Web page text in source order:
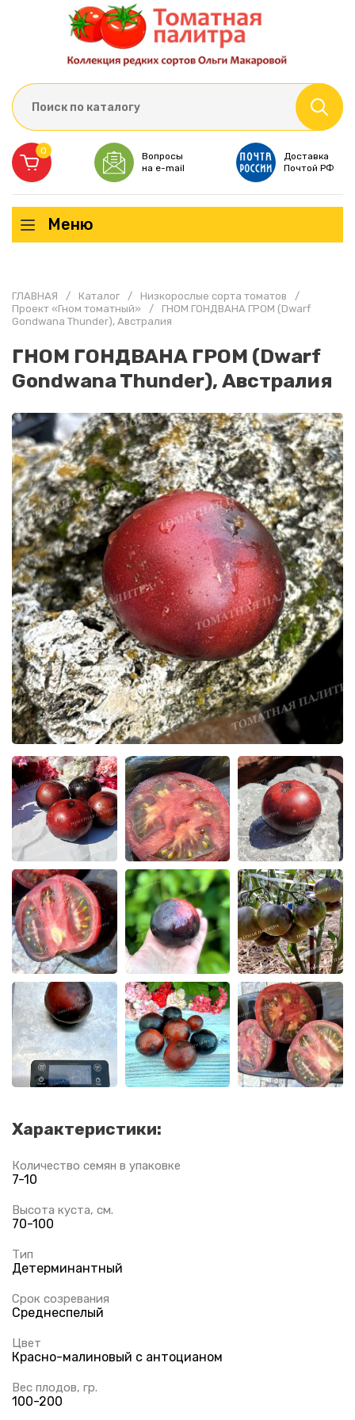
Вопросы
на e-mail
Доставка
Почтой РФ
0
Меню
ГЛАВНАЯ / Каталог / Низкорослые сорта томатов
/
Проект «Гном томатный»
/
ГНОМ ГОНДВАНА ГРОМ (Dwarf
Gondwana Thunder), Австралия
ГНОМ ГОНДВАНА ГРОМ (Dwarf
Gondwana Thunder), Австралия
Характеристики:
Количество семян в упаковке
7-10
Высота куста, см.
70-100
Тип
Детерминантный
Срок созревания
Среднеспелый
Цвет
Красно-малиновый с антоцианом
Вес плодов, гр.
100-200